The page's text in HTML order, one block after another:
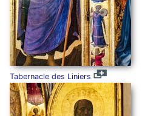
Tabernacle des Liniers